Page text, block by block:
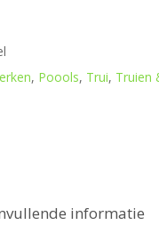
, Poools, Trui, Truien
informatie